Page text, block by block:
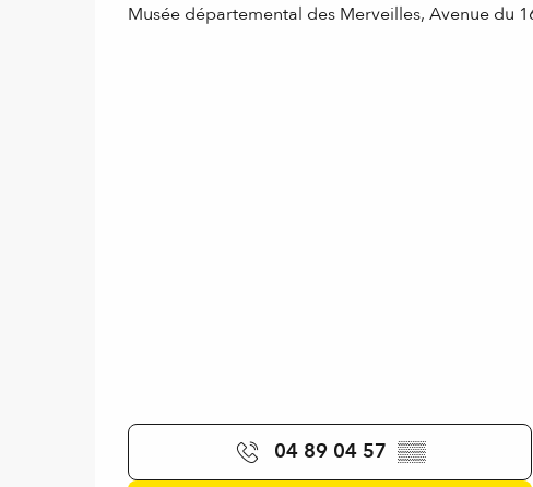
Musée départemental des Merveilles, Avenue du
04 89 04 57 ▒▒